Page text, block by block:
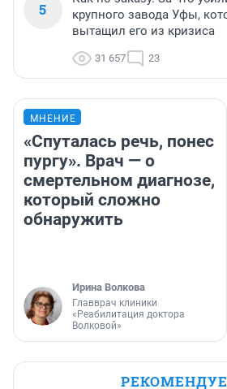
5
крупного завода Уфы,
вытащил его из кризиса
31 657 23
МНЕНИЕ
«Спуталась речь, понес
пургу». Врач — о
смертельном диагнозе,
который сложно
обнаружить
Ирина Волкова
Главврач клиники
«Реабилитация доктора
Волковой»